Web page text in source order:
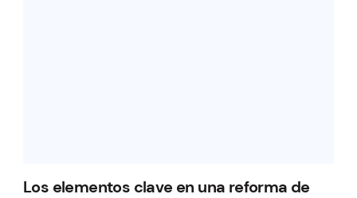
Los elementos clave en una reforma de